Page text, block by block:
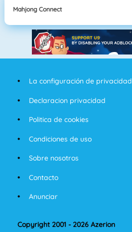
Mahjong Connect
La configuración de privacidad
Declaracion privacidad
Politica de cookies
Condiciones de uso
Sobre nosotros
Contacto
Anunciar
Copyright 2001 - 2026 Azerion